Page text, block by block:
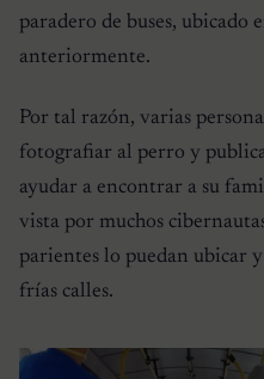
paradero de buses, ubicado
anteriormente.
Por tal razón, varias
fotografiar al perro y
ayudar a encontrar a su
vista por muchos
parientes lo puedan ubicar
frías calles.